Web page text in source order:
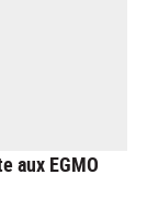
aux EGMO